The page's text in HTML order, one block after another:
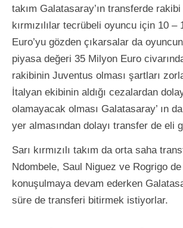
takım Galatasaray’ın transferde
kırmızılılar tecrübeli oyuncu için 10 –
Euro’yu gözden çıkarsalar da
piyasa değeri 35 Milyon Euro
rakibinin Juventus olması şartları
İtalyan ekibinin aldığı cezalardan
olamayacak olması Galatasaray’ ın
yer almasından dolayı transfer de eli
Sarı kırmızılı takım da orta saha
Ndombele, Saul Niguez ve Rogrigo
konuşulmaya devam ederken
süre de transferi bitirmek istiyorlar.